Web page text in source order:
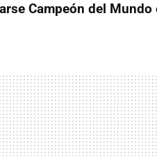
Campeón del Mundo